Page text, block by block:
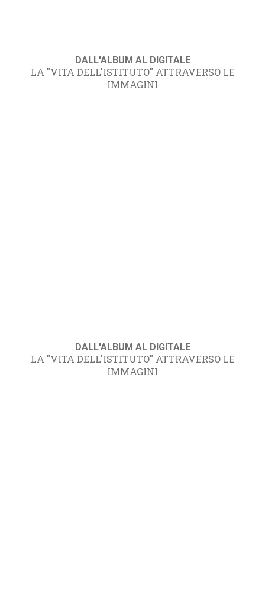
DALL'ALBUM AL DIGITALE
LA "VITA DELL'ISTITUTO" ATTRAVERSO LE
IMMAGINI
DALL'ALBUM AL DIGITALE
LA "VITA DELL'ISTITUTO" ATTRAVERSO LE
IMMAGINI